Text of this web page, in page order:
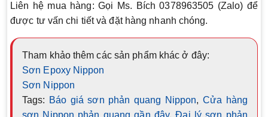
Liên hệ mua hàng: Gọi Ms. Bích 0378963505 (Zalo) để
được tư vấn chi tiết và đặt hàng nhanh chóng.
Tham khảo thêm các sản phẩm khác ở đây:
Sơn Epoxy Nippon
Sơn Nippon
Tags: Báo giá sơn phản quang Nippon, Cửa hàng